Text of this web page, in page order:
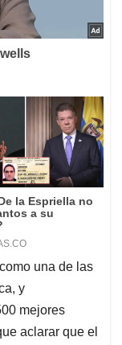
una de las
y
mejores
aclarar que el